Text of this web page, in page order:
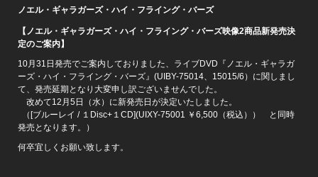
ノエル・ギャラガーズ・ハイ・フライング・バーズ
【ノエル・ギャラガーズ・ハイ・フライング・バーズ映像2商品新発売決
定のご案内】
10月31日発売でご案内しておりました、ライブDVD『ノエル・ギャラガ
ーズ・ハイ・フライング・バーズ』(UIBY-75014、15015/6）に関しまし
て、発売延期となり大変申し訳ございませんでした。
改めて12月5日（水）に新発売日が決定いたしました。
（[ブルーレイ / １Disc+１CD](UIXY-75001 ￥6,500（税込）） と同時
発売となります。）
何卒宜しくお願い致します。